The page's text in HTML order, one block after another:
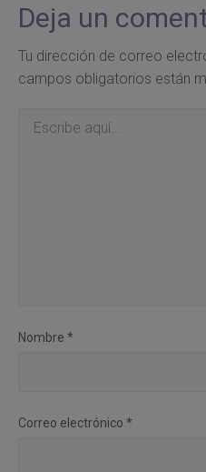
Deja un
Tu dirección de correo
campos obligatorios están
Nombre *
Correo electrónico *